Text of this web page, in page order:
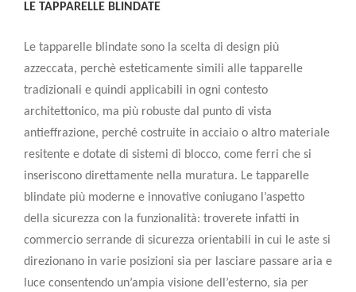
LE TAPPARELLE BLINDATE
Le tapparelle blindate sono la scelta di design più
azzeccata, perchè esteticamente simili alle tapparelle
tradizionali e quindi applicabili in ogni contesto
architettonico, ma più robuste dal punto di vista
antieffrazione, perché costruite in acciaio o altro materiale
resitente e dotate di sistemi di blocco, come ferri che si
inseriscono direttamente nella muratura. Le tapparelle
blindate più moderne e innovative coniugano l’aspetto
della sicurezza con la funzionalità: troverete infatti in
commercio serrande di sicurezza orientabili in cui le aste si
direzionano in varie posizioni sia per lasciare passare aria e
luce consentendo un’ampia visione dell’esterno, sia per